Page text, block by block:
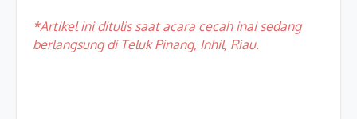
*Artikel ini ditulis saat acara cecah inai sedang
berlangsung di Teluk Pinang, Inhil, Riau.